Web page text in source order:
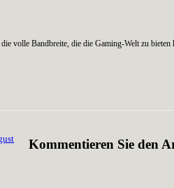
volle Bandbreite, die die Gaming-Welt zu bieten
Kommentieren Sie den